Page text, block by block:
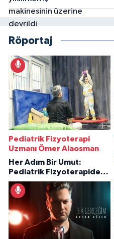
Röportaj
Pediatrik Fizyoterapi
Uzmanı Ömer Alaosman
Her Adım Bir Umut:
Pediatrik Fizyoterapiden
İlham Veren Hikâyeler